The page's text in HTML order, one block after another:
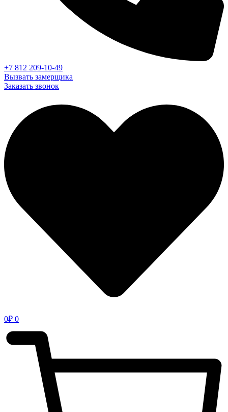
+7 812 209-10-49
Вызвать замерщика
Заказать звонок
0₽ 0